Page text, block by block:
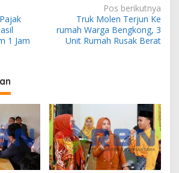
1 Jam
Pos berikutnya
Truk Molen Terjun Ke
rumah Warga Bengkong, 3
Unit Rumah Rusak Berat